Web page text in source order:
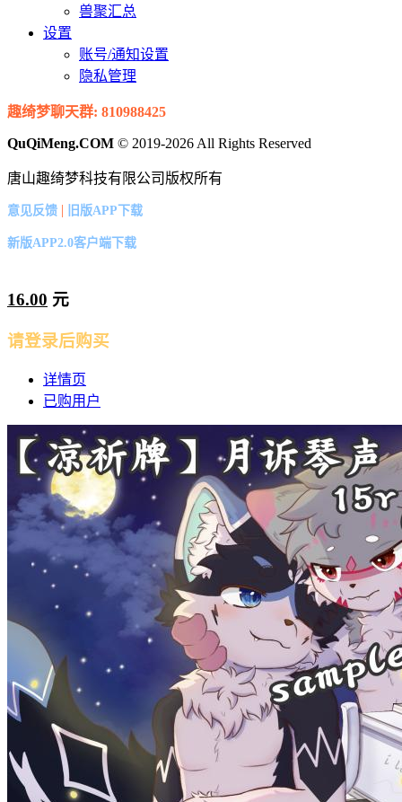
兽聚汇总
设置
账号/通知设置
隐私管理
趣绮梦聊天群: 810988425
QuQiMeng.COM © 2019-2026 All Rights Reserved
唐山趣绮梦科技有限公司版权所有
意见反馈 | 旧版APP下载
新版APP2.0客户端下载
16.00 元
请登录后购买
详情页
已购用户